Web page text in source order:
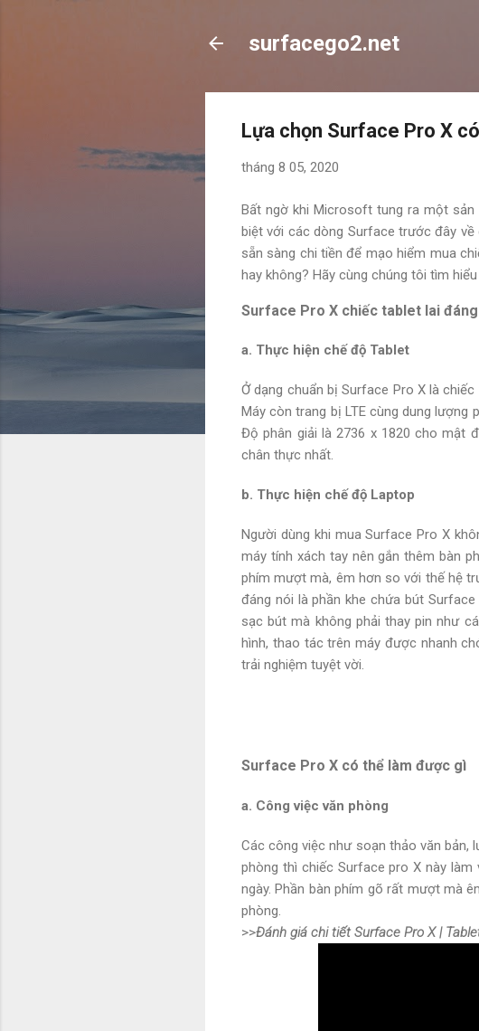
surfacego2.net
Lựa chọn Surface Pro X
tháng 8 05, 2020
Bất ngờ khi Microsoft tung ra một
biệt với các dòng Surface trước đây về
sẵn sàng chi tiền để mạo hiểm mua
hay không? Hãy cùng chúng tôi tìm
Surface Pro X chiếc tablet lai
a. Thực hiện chế độ Tablet
Ở dạng chuẩn bị Surface Pro X là
Máy còn trang bị LTE cùng dung
Độ phân giải là 2736 x 1820 cho mật
chân thực nhất.
b. Thực hiện chế độ Laptop
Người dùng khi mua Surface Pro X
máy tính xách tay nên gắn thêm bàn
phím mượt mà, êm hơn so với thế hệ
đáng nói là phần khe chứa bút
sạc bút mà không phải thay pin như
hình, thao tác trên máy được nhanh
trải nghiệm tuyệt vời.
Surface Pro X có thể làm được gì
a. Công việc văn phòng
Các công việc như soạn thảo văn bản,
phòng thì chiếc Surface pro X này
ngày. Phần bàn phím gõ rất mượt mà
phòng.
>>Đánh giá chi tiết Surface Pro X |